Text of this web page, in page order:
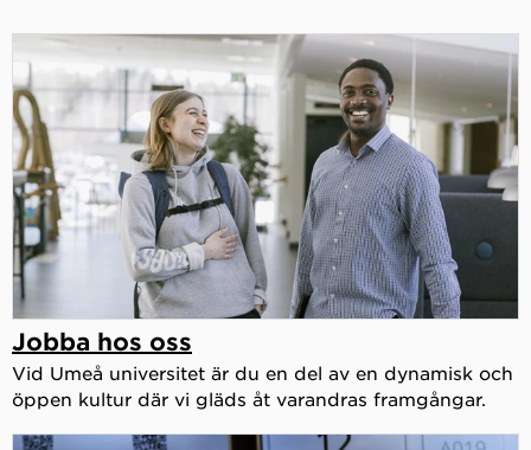
Jobba hos oss
Vid Umeå universitet är du en del av en dynamisk och
öppen kultur där vi gläds åt varandras framgångar.